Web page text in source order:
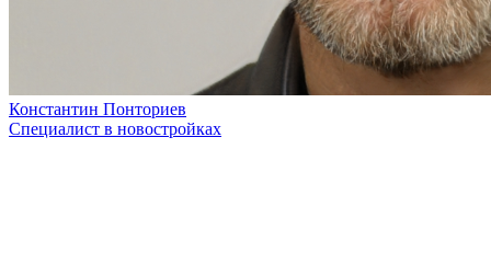
Константин Понториев
Специалист в новостройках